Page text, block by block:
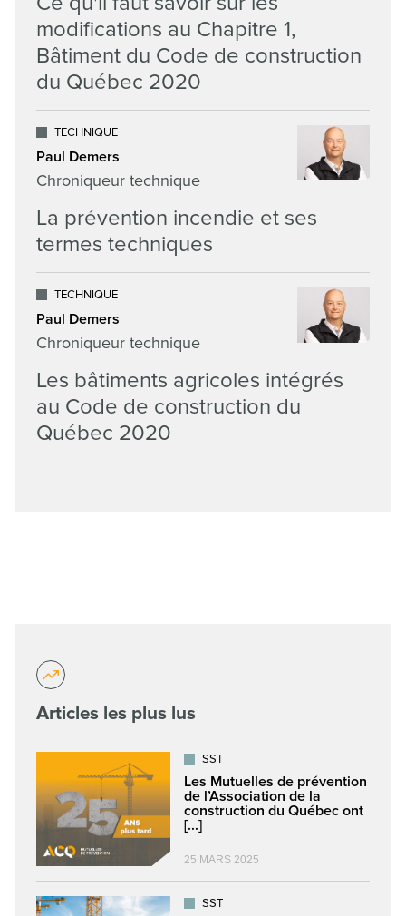
modifications au Chapitre 1,
Bâtiment du Code de construction
du Québec 2020
TECHNIQUE
Paul Demers
Chroniqueur technique
La prévention incendie et ses
termes techniques
TECHNIQUE
Paul Demers
Chroniqueur technique
Les bâtiments agricoles intégrés
au Code de construction du
Québec 2020
Articles les plus lus
SST
Les Mutuelles de prévention
de l’Association de la
construction du Québec ont
[...]
25 MARS 2025
SST